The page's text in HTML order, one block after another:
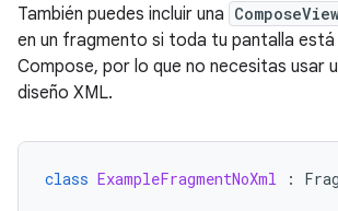
También puedes incluir una
en un fragmento si toda tu pantalla
Compose, por lo que no necesitas usar
diseño XML.
class ExampleFragmentNoXml :